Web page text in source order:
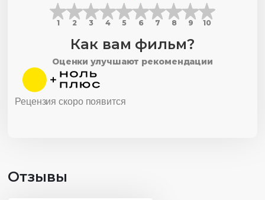
1 2 3 4 5 6 7 8 9 10
Как вам фильм?
Оценки улучшают рекомендации
Рецензия скоро появится
Отзывы